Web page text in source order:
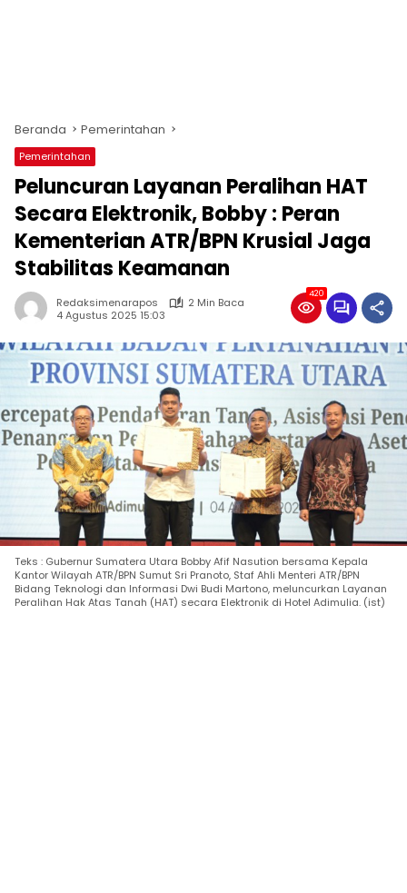
Beranda Pemerintahan
Pemerintahan
Peluncuran Layanan Peralihan HAT
Secara Elektronik, Bobby : Peran
Kementerian ATR/BPN Krusial Jaga
Stabilitas Keamanan
Redaksimenarapos
2 Min Baca
4 Agustus 2025 15:03
420
Teks : Gubernur Sumatera Utara Bobby Afif Nasution bersama Kepala
Kantor Wilayah ATR/BPN Sumut Sri Pranoto, Staf Ahli Menteri ATR/BPN
Bidang Teknologi dan Informasi Dwi Budi Martono, meluncurkan Layanan
Peralihan Hak Atas Tanah (HAT) secara Elektronik di Hotel Adimulia. (ist)